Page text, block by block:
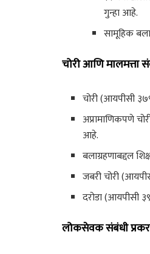
गुन्हा आहे.
सामूहिक
चोरी आणि मालमत्ता
चोरी (आयपीसी
अप्रामाणिकपणे
आहे.
बलाग्रहणाबद्दल
जबरी चोरी
दरोडा (आयपीसी
लोकसेवक संबंधी